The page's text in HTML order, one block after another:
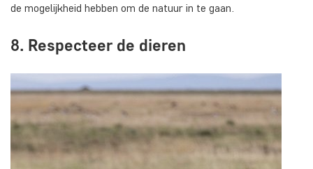
de mogelijkheid hebben om de natuur in te gaan.
8. Respecteer de dieren